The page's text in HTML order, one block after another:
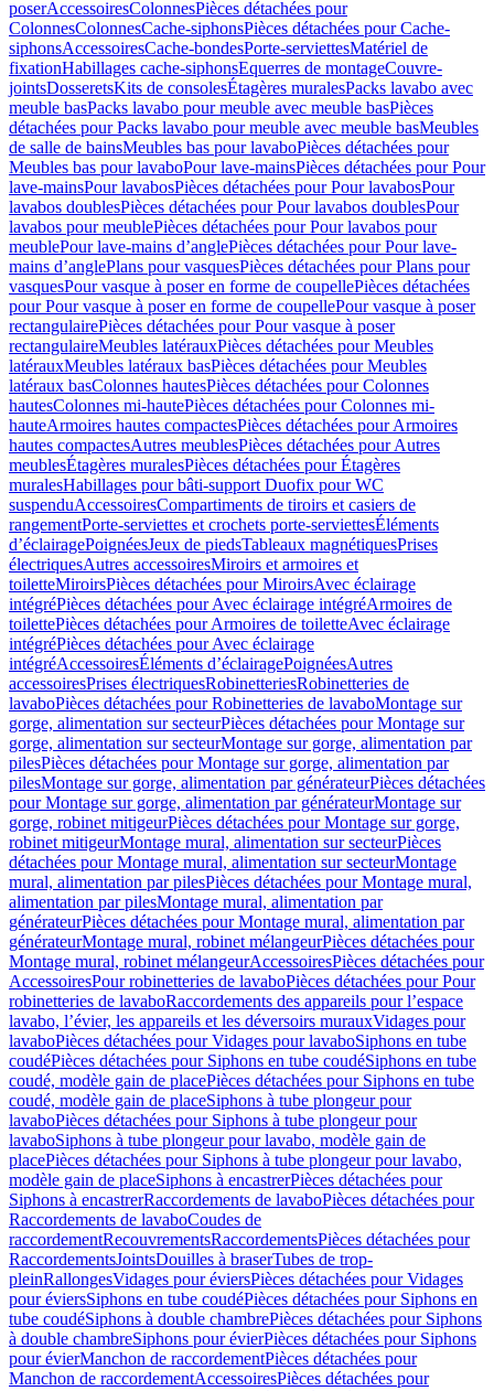
poserAccessoiresColonnesPièces détachées pour
ColonnesColonnesCache-siphonsPièces détachées pour Cache-
siphonsAccessoiresCache-bondesPorte-serviettesMatériel de
fixationHabillages cache-siphonsEquerres de montageCouvre-
jointsDosseretsKits de consolesÉtagères muralesPacks lavabo avec
meuble basPacks lavabo pour meuble avec meuble basPièces
détachées pour Packs lavabo pour meuble avec meuble basMeubles
de salle de bainsMeubles bas pour lavaboPièces détachées pour
Meubles bas pour lavaboPour lave-mainsPièces détachées pour Pour
lave-mainsPour lavabosPièces détachées pour Pour lavabosPour
lavabos doublesPièces détachées pour Pour lavabos doublesPour
lavabos pour meublePièces détachées pour Pour lavabos pour
meublePour lave-mains d’anglePièces détachées pour Pour lave-
mains d’anglePlans pour vasquesPièces détachées pour Plans pour
vasquesPour vasque à poser en forme de coupellePièces détachées
pour Pour vasque à poser en forme de coupellePour vasque à poser
rectangulairePièces détachées pour Pour vasque à poser
rectangulaireMeubles latérauxPièces détachées pour Meubles
latérauxMeubles latéraux basPièces détachées pour Meubles
latéraux basColonnes hautesPièces détachées pour Colonnes
hautesColonnes mi-hautePièces détachées pour Colonnes mi-
hauteArmoires hautes compactesPièces détachées pour Armoires
hautes compactesAutres meublesPièces détachées pour Autres
meublesÉtagères muralesPièces détachées pour Étagères
muralesHabillages pour bâti-support Duofix pour WC
suspenduAccessoiresCompartiments de tiroirs et casiers de
rangementPorte-serviettes et crochets porte-serviettesÉléments
d’éclairagePoignéesJeux de piedsTableaux magnétiquesPrises
électriquesAutres accessoiresMiroirs et armoires et
toiletteMiroirsPièces détachées pour MiroirsAvec éclairage
intégréPièces détachées pour Avec éclairage intégréArmoires de
toilettePièces détachées pour Armoires de toiletteAvec éclairage
intégréPièces détachées pour Avec éclairage
intégréAccessoiresÉléments d’éclairagePoignéesAutres
accessoiresPrises électriquesRobinetteriesRobinetteries de
lavaboPièces détachées pour Robinetteries de lavaboMontage sur
gorge, alimentation sur secteurPièces détachées pour Montage sur
gorge, alimentation sur secteurMontage sur gorge, alimentation par
pilesPièces détachées pour Montage sur gorge, alimentation par
pilesMontage sur gorge, alimentation par générateurPièces détachées
pour Montage sur gorge, alimentation par générateurMontage sur
gorge, robinet mitigeurPièces détachées pour Montage sur gorge,
robinet mitigeurMontage mural, alimentation sur secteurPièces
détachées pour Montage mural, alimentation sur secteurMontage
mural, alimentation par pilesPièces détachées pour Montage mural,
alimentation par pilesMontage mural, alimentation par
générateurPièces détachées pour Montage mural, alimentation par
générateurMontage mural, robinet mélangeurPièces détachées pour
Montage mural, robinet mélangeurAccessoiresPièces détachées pour
AccessoiresPour robinetteries de lavaboPièces détachées pour Pour
robinetteries de lavaboRaccordements des appareils pour l’espace
lavabo, l’évier, les appareils et les déversoirs murauxVidages pour
lavaboPièces détachées pour Vidages pour lavaboSiphons en tube
coudéPièces détachées pour Siphons en tube coudéSiphons en tube
coudé, modèle gain de placePièces détachées pour Siphons en tube
coudé, modèle gain de placeSiphons à tube plongeur pour
lavaboPièces détachées pour Siphons à tube plongeur pour
lavaboSiphons à tube plongeur pour lavabo, modèle gain de
placePièces détachées pour Siphons à tube plongeur pour lavabo,
modèle gain de placeSiphons à encastrerPièces détachées pour
Siphons à encastrerRaccordements de lavaboPièces détachées pour
Raccordements de lavaboCoudes de
raccordementRecouvrementsRaccordementsPièces détachées pour
RaccordementsJointsDouilles à braserTubes de trop-
pleinRallongesVidages pour éviersPièces détachées pour Vidages
pour éviersSiphons en tube coudéPièces détachées pour Siphons en
tube coudéSiphons à double chambrePièces détachées pour Siphons
à double chambreSiphons pour évierPièces détachées pour Siphons
pour évierManchon de raccordementPièces détachées pour
Manchon de raccordementAccessoiresPièces détachées pour